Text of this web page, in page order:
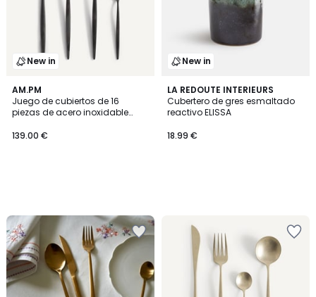
New in
AM.PM
Juego de cubiertos de 16
piezas de acero inoxidable
139.00 €
New in
LA REDOUTE INTERIEURS
Cubertero de gres esmaltado
reactivo ELISSA
18.99 €